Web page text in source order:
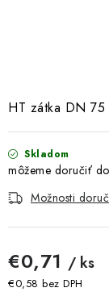
HT zátka DN 75
Skladom
Možnosti
€0,71 / ks
€0,58 bez DPH